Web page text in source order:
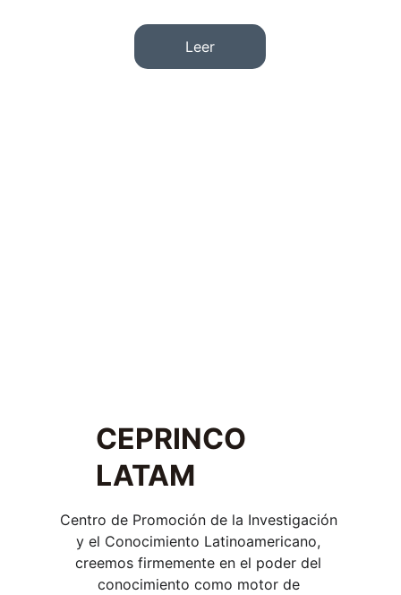
Leer
Centro de Promoción de la Investigación
y el Conocimiento Latinoamericano,
creemos firmemente en el poder del
conocimiento como motor de
CEPRINCO
LATAM